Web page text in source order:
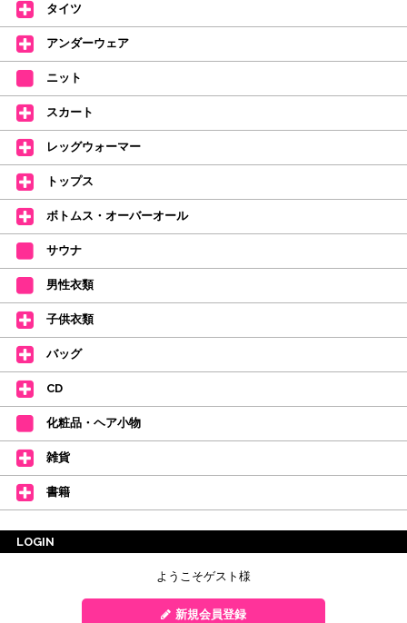
2026年4月1日よりシューズ全般、衣類など商品を値上げしました。
何卒ご理解いただけますようお願い申し上げます
【シューズのフィッティングについて】
全店、ご予約不要です(18:30まで)。タイツ・ソックス・トウパッドを
持参してください。
【ミルバ インスタグラム】←ここをクリック♪
皆さまのダンスライフをサポートできるようなさまざまな商品をご紹介して
おります。
【新商品はこちらから】 ←ここをクリック♪
タイツ
アンダーウェア
ニット
スカート
レッグウォーマー
トップス
ボトムス・オーバーオール
サウナ
男性衣類
子供衣類
バッグ
CD
化粧品・ヘア小物
雑貨
書籍
LOGIN
ようこそゲスト様
新規会員登録